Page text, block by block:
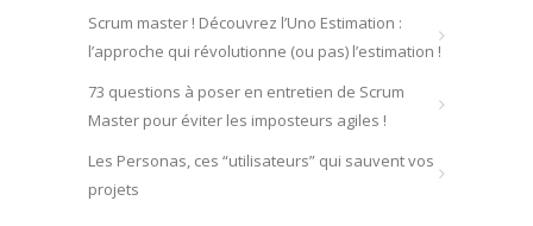
Scrum master ! Découvrez l’Uno Estimation :
l’approche qui révolutionne (ou pas) l’estimation !
73 questions à poser en entretien de Scrum
Master pour éviter les imposteurs agiles !
Les Personas, ces “utilisateurs” qui sauvent vos
projets